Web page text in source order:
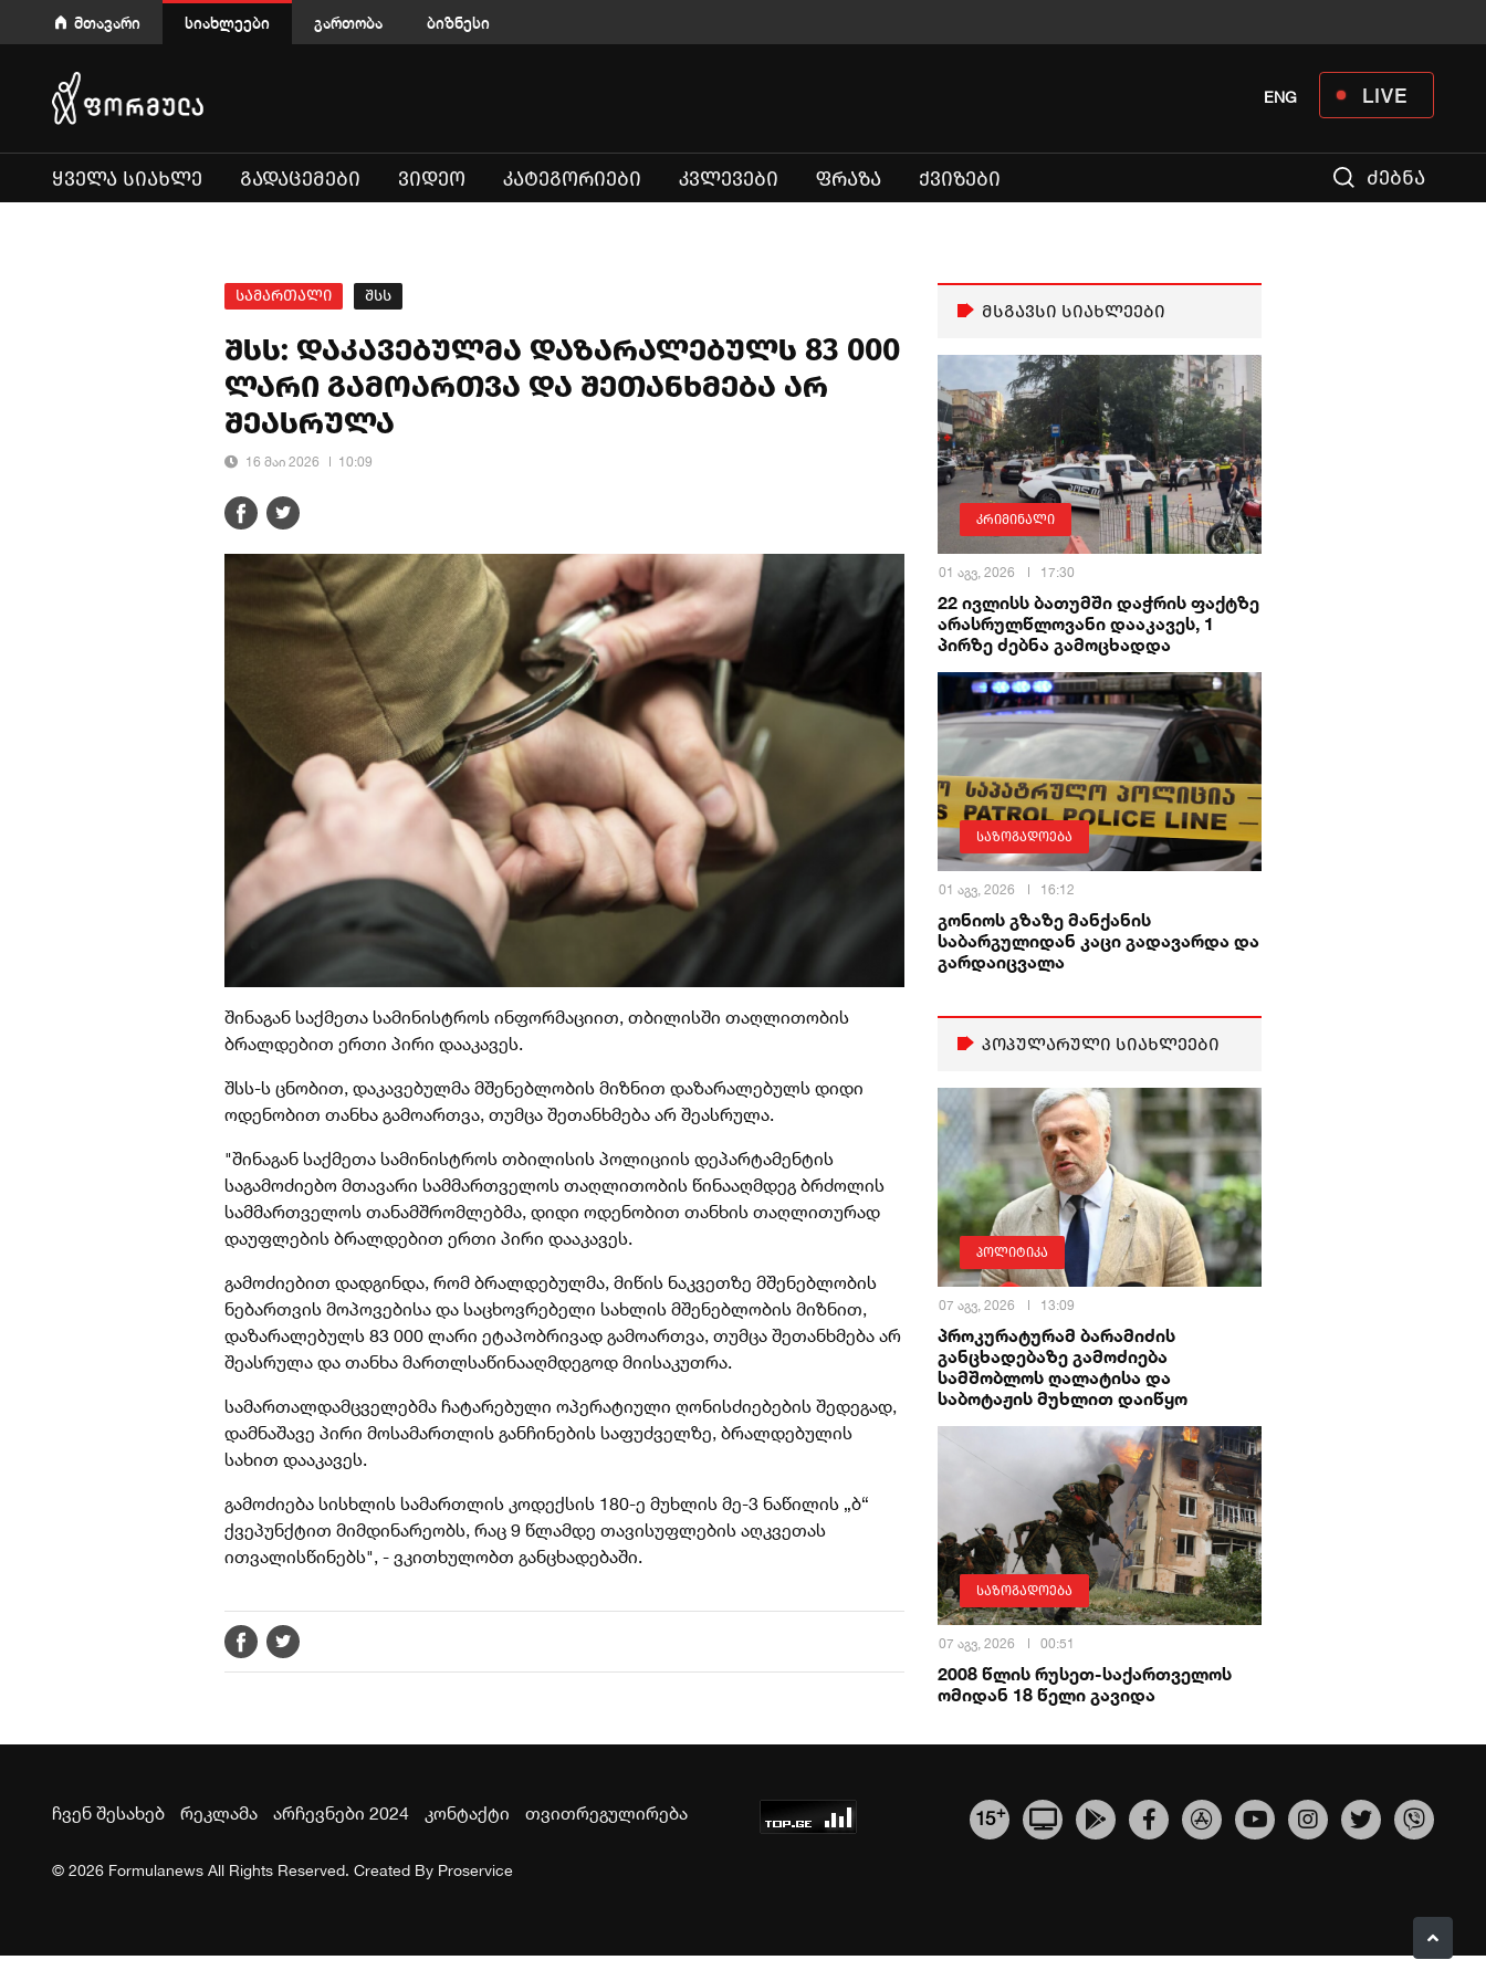
მთავარი სიახლეები გართობა ბიზნესი
LIVE
ENG
ᲧᲕᲔᲚᲐ ᲡᲘᲐᲮᲚᲔ ᲒᲐᲓᲐᲪᲔᲛᲔᲑᲘ ᲕᲘᲓᲔᲝ ᲙᲐᲢᲔᲒᲝᲠᲘᲔᲑᲘ ᲙᲕᲚᲔᲕᲔᲑᲘ ᲤᲠᲐᲖᲐ ᲥᲕᲘᲖᲔᲑᲘ ძებნა
სამართალი შსს
შსს: დაკავებულმა დაზარალებულს 83 000
ლარი გამოართვა და შეთანხმება არ
შეასრულა
16 მაი 2026 10:09
შინაგან საქმეთა სამინისტროს ინფორმაციით, თბილისში თაღლითობის
ბრალდებით ერთი პირი დააკავეს.
შსს-ს ცნობით, დაკავებულმა მშენებლობის მიზნით დაზარალებულს დიდი
ოდენობით თანხა გამოართვა, თუმცა შეთანხმება არ შეასრულა.
"შინაგან საქმეთა სამინისტროს თბილისის პოლიციის დეპარტამენტის
საგამოძიებო მთავარი სამმართველოს თაღლითობის წინააღმდეგ ბრძოლის
სამმართველოს თანამშრომლებმა, დიდი ოდენობით თანხის თაღლითურად
დაუფლების ბრალდებით ერთი პირი დააკავეს.
გამოძიებით დადგინდა, რომ ბრალდებულმა, მიწის ნაკვეთზე მშენებლობის
ნებართვის მოპოვებისა და საცხოვრებელი სახლის მშენებლობის მიზნით,
დაზარალებულს 83 000 ლარი ეტაპობრივად გამოართვა, თუმცა შეთანხმება არ
შეასრულა და თანხა მართლსაწინააღმდეგოდ მიისაკუთრა.
სამართალდამცველებმა ჩატარებული ოპერატიული ღონისძიებების შედეგად,
დამნაშავე პირი მოსამართლის განჩინების საფუძველზე, ბრალდებულის
სახით დააკავეს.
გამოძიება სისხლის სამართლის კოდექსის 180-ე მუხლის მე-3 ნაწილის „ბ“
ქვეპუნქტით მიმდინარეობს, რაც 9 წლამდე თავისუფლების აღკვეთას
ითვალისწინებს", - ვკითხულობთ განცხადებაში.
მსგავსი სიახლეები
კრიმინალი
01 აგვ, 2026 17:30
22 ივლისს ბათუმში დაჭრის ფაქტზე
არასრულწლოვანი დააკავეს, 1
პირზე ძებნა გამოცხადდა
საზოგადოება
01 აგვ, 2026 16:12
გონიოს გზაზე მანქანის
საბარგულიდან კაცი გადავარდა და
გარდაიცვალა
პოპულარული სიახლეები
პოლიტიკა
07 აგვ, 2026 13:09
პროკურატურამ ბარამიძის
განცხადებაზე გამოძიება
სამშობლოს ღალატისა და
საბოტაჟის მუხლით დაიწყო
საზოგადოება
07 აგვ, 2026 00:51
2008 წლის რუსეთ-საქართველოს
ომიდან 18 წელი გავიდა
ჩვენ შესახებ რეკლამა არჩევნები 2024 კონტაქტი თვითრეგულირება 15+
© 2026 Formulanews All Rights Reserved. Created By Proservice